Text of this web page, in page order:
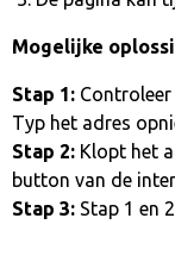
Mogelijke
Stap 1:
Typ het adres
Stap 2: Klopt het
button van de
Stap 3: Stap 1 en